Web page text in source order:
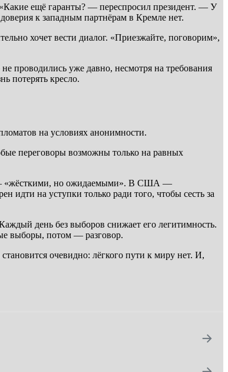
ещё гаранты? — переспросил президент. — У
к западным партнёрам в Кремле нет.
хочет вести диалог. «Приезжайте, поговорим»,
проводились уже давно, несмотря на требования
потерять кресло.
на условиях анонимности.
переговоры возможны только на равных
— «жёсткими, но ожидаемыми». В США —
идти на уступки только ради того, чтобы сесть за
день без выборов снижает его легитимность.
выборы, потом — разговор.
очевидно: лёгкого пути к миру нет. И,
→